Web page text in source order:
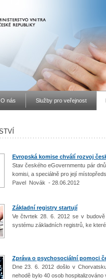
O nás Služby pro veřejnost
Evropská komise chválí rozvoj
Stav českého eGovernmentu pár
komisi, a speciálně pro její
Pavel Novák - 28.06.2012
Základní registry startují
Ve čtvrtek 28. 6. 2012 se v
systému základních registrů, ke
Zpráva o psychosociální pomoci
Dne 23. 6. 2012 došlo v
nehodě bylo 40 osob